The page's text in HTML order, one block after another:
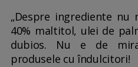
„Despre ingrediente
40% maltitol, ulei de
dubios. Nu e de
produsele cu îndulcitori!